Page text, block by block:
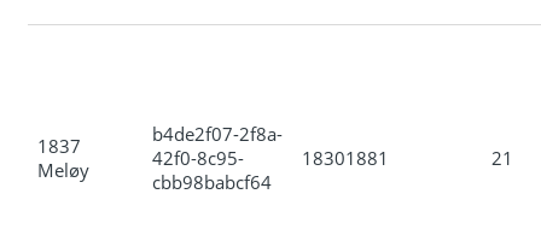
1837
Meløy
b4de2f07-2f8a-
42f0-8c95-
cbb98babcf64
18301881 21